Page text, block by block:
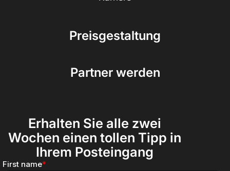
Preisgestaltung
Partner werden
Erhalten Sie alle zwei
Wochen einen tollen Tipp in
Ihrem Posteingang